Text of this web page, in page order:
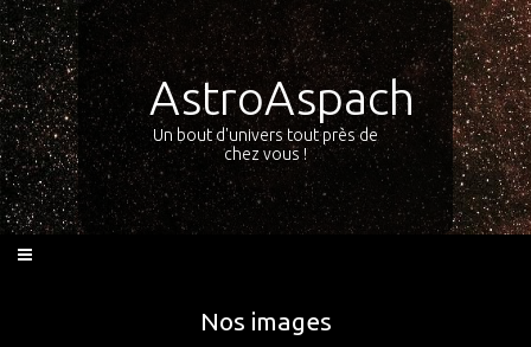
AstroAspach
Un bout d'univers tout près de
chez vous !
Nos images